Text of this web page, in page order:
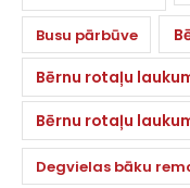
Busu pārbūve
Bērnu rotaļu
Bērnu rotaļu
Degvielas bāku